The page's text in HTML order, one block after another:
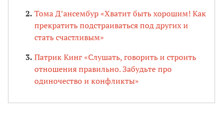
Тома Д’ансембур «Хватит быть хорошим! Как
прекратить подстраиваться под других и
стать счастливым»
Патрик Кинг «Слушать, говорить и строить
отношения правильно. Забудьте про
одиночество и конфликты»